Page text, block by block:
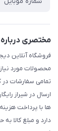
مختصری
فروشگاه آنلاین
محصولات مورد
تمامی سفارشات
ارسال در شیراز
ها با پرداخت
دارد و مبلغ کالا